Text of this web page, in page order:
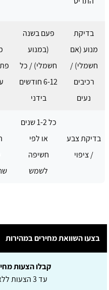
בדיקת
מנוע (אם
חשמלי) /
רכיבים
נעים
פעם בשנה
(במנוע
חשמלי) / כל
6-12 חודשים
בידני
בדיקת צבע
/ ציפוי
כל 1-2 שנים
או לפי
חשיפה
לשמש
בצעו השוואת מחירים במהירות
קבלו הצעות
עד 3 הצעות ללא התחייבות בחינם: